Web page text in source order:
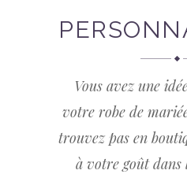
Vous avez une
votre robe de
trouvez pas en
à votre goût dans